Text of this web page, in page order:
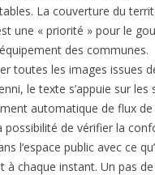
La couverture du
une « priorité » pour le
des communes.
toutes les images issues
le texte s’appuie sur les
automatique de flux de
possibilité de vérifier la
l’espace public avec ce
à chaque instant. Un pas